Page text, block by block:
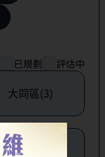
已規劃 評估中
大同區(3)
松山區(1)